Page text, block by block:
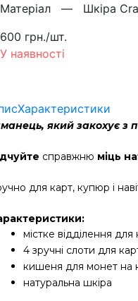
Матерiал — Шкіра
600 грн./шт.
У наявності
Характеристики
який закохує з
справжню міць
для карт, купюр і
містке відділення
4 зручні слоти для
кишеня для монет на
натуральна шкіра